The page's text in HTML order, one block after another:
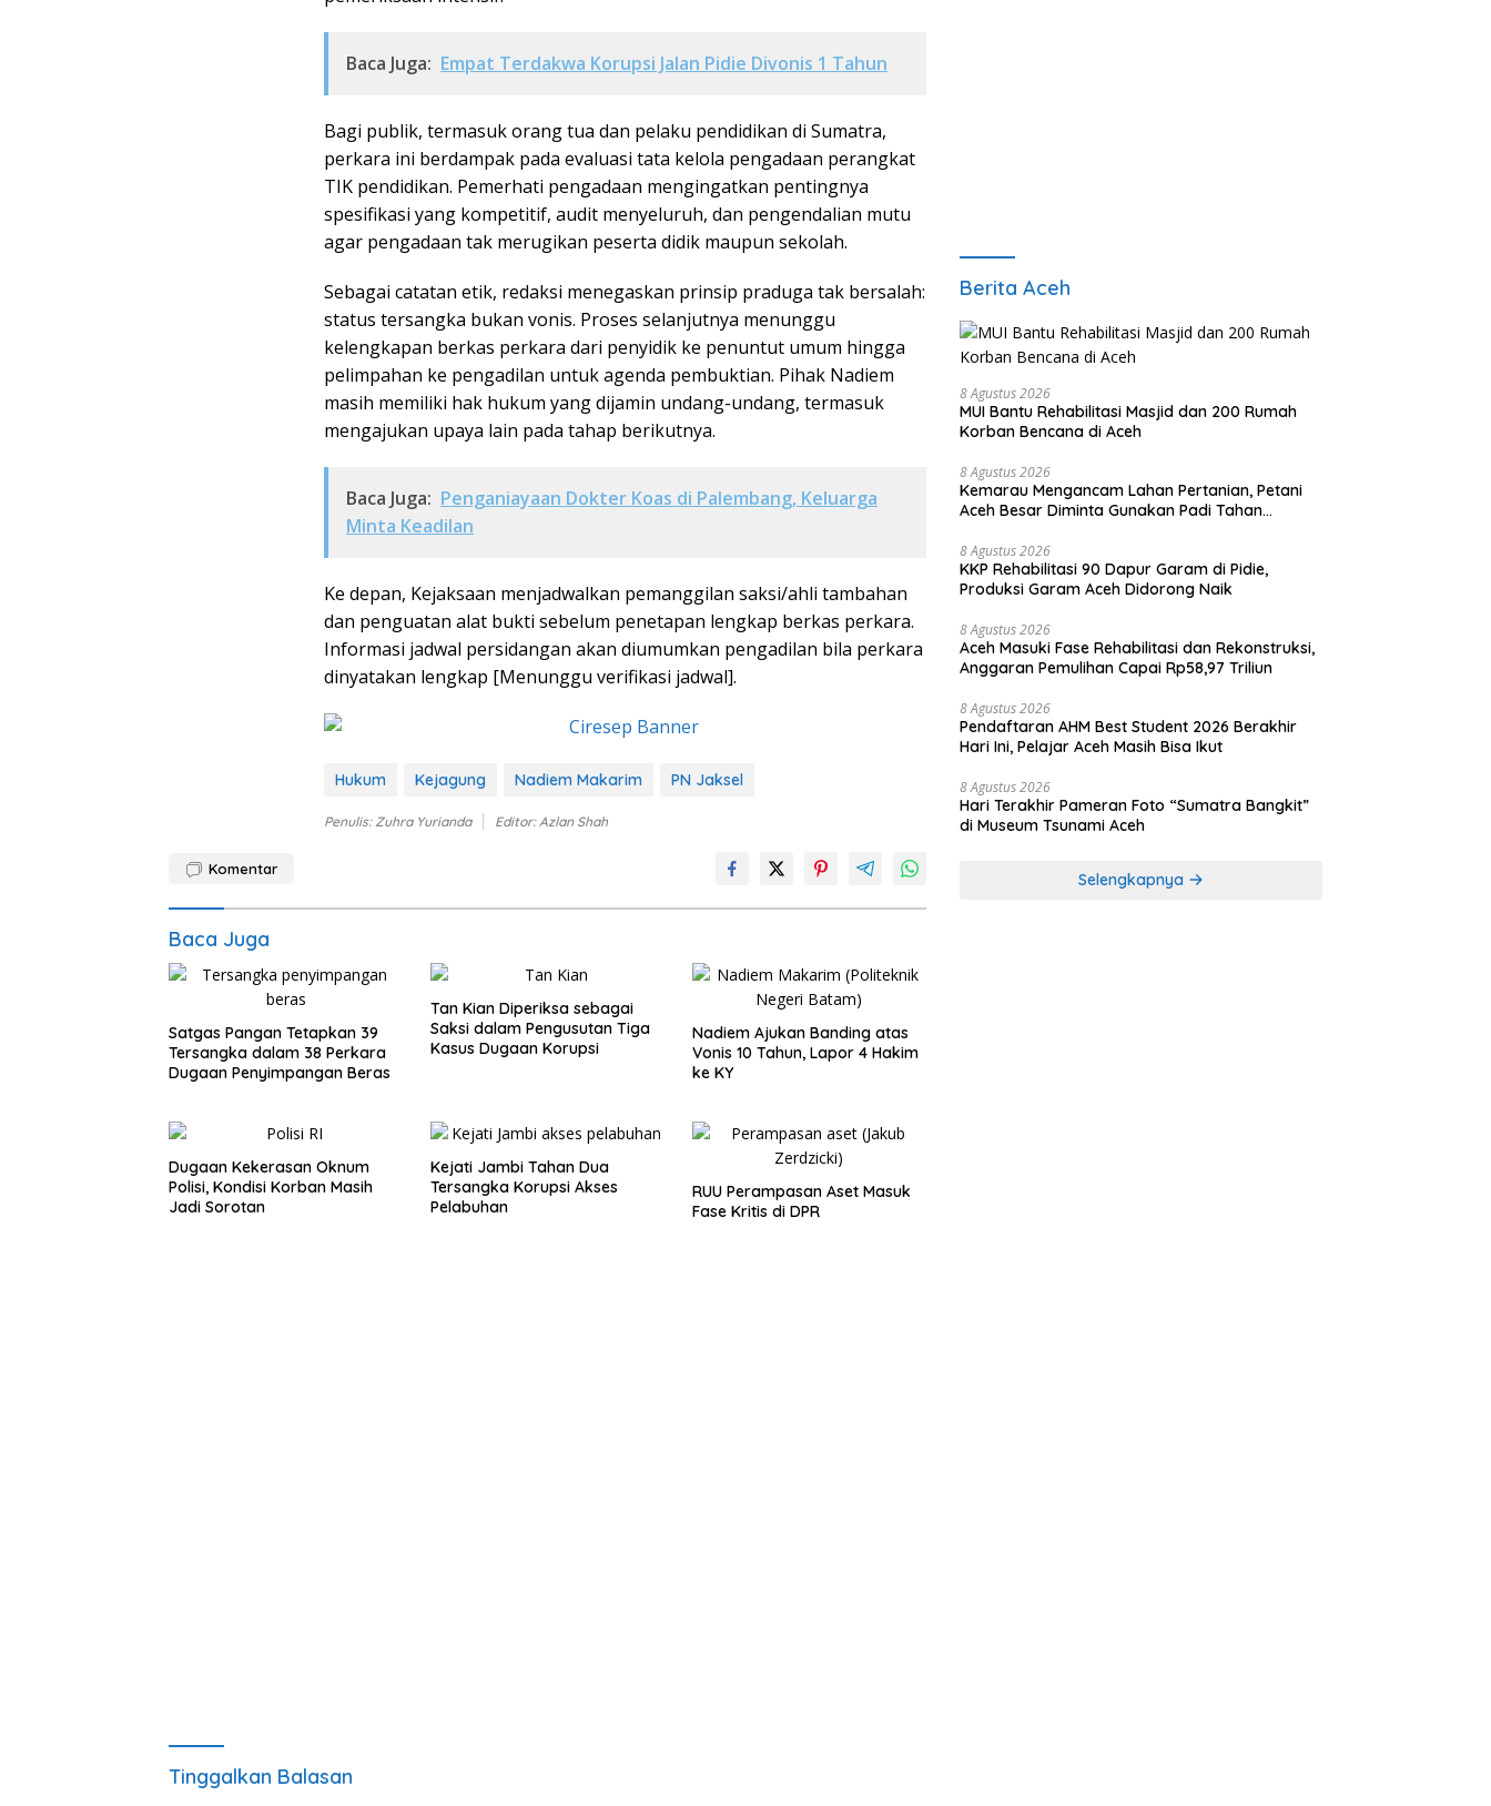
Baca Juga: Empat Terdakwa Korupsi Jalan Pidie Divonis 1 Tahun
Bagi publik, termasuk orang tua dan pelaku pendidikan di Sumatra,
perkara ini berdampak pada evaluasi tata kelola pengadaan perangkat
TIK pendidikan. Pemerhati pengadaan mengingatkan pentingnya
spesifikasi yang kompetitif, audit menyeluruh, dan pengendalian mutu
agar pengadaan tak merugikan peserta didik maupun sekolah.
Sebagai catatan etik, redaksi menegaskan prinsip praduga tak bersalah:
status tersangka bukan vonis. Proses selanjutnya menunggu
kelengkapan berkas perkara dari penyidik ke penuntut umum hingga
pelimpahan ke pengadilan untuk agenda pembuktian. Pihak Nadiem
masih memiliki hak hukum yang dijamin undang-undang, termasuk
mengajukan upaya lain pada tahap berikutnya.
Baca Juga: Penganiayaan Dokter Koas di Palembang, Keluarga
Minta Keadilan
Ke depan, Kejaksaan menjadwalkan pemanggilan saksi/ahli tambahan
dan penguatan alat bukti sebelum penetapan lengkap berkas perkara.
Informasi jadwal persidangan akan diumumkan pengadilan bila perkara
dinyatakan lengkap [Menunggu verifikasi jadwal].
Hukum Kejagung Nadiem Makarim PN Jaksel
Penulis: Zuhra Yurianda Editor: Azlan Shah
Komentar
Baca Juga
Satgas Pangan Tetapkan 39
Tersangka dalam 38 Perkara
Dugaan Penyimpangan Beras
Tan Kian Diperiksa sebagai
Saksi dalam Pengusutan Tiga
Kasus Dugaan Korupsi
Nadiem Ajukan Banding atas
Vonis 10 Tahun, Lapor 4 Hakim
ke KY
Dugaan Kekerasan Oknum
Polisi, Kondisi Korban Masih
Jadi Sorotan
Kejati Jambi Tahan Dua
Tersangka Korupsi Akses
Pelabuhan
RUU Perampasan Aset Masuk
Fase Kritis di DPR
Tinggalkan Balasan
Berita Aceh
8 Agustus 2026
MUI Bantu Rehabilitasi Masjid dan 200 Rumah
Korban Bencana di Aceh
8 Agustus 2026
Kemarau Mengancam Lahan Pertanian, Petani
Aceh Besar Diminta Gunakan Padi Tahan
8 Agustus 2026
KKP Rehabilitasi 90 Dapur Garam di Pidie,
Produksi Garam Aceh Didorong Naik
8 Agustus 2026
Aceh Masuki Fase Rehabilitasi dan Rekonstruksi,
Anggaran Pemulihan Capai Rp58,97 Triliun
8 Agustus 2026
Pendaftaran AHM Best Student 2026 Berakhir
Hari Ini, Pelajar Aceh Masih Bisa Ikut
8 Agustus 2026
Hari Terakhir Pameran Foto “Sumatra Bangkit”
di Museum Tsunami Aceh
Selengkapnya